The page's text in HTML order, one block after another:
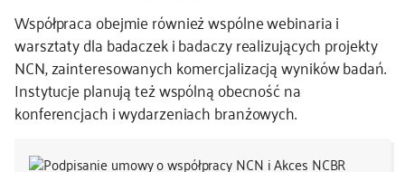
Współpraca obejmie również wspólne webinaria i
warsztaty dla badaczek i badaczy realizujących projekty
NCN, zainteresowanych komercjalizacją wyników badań.
Instytucje planują też wspólną obecność na
konferencjach i wydarzeniach branżowych.